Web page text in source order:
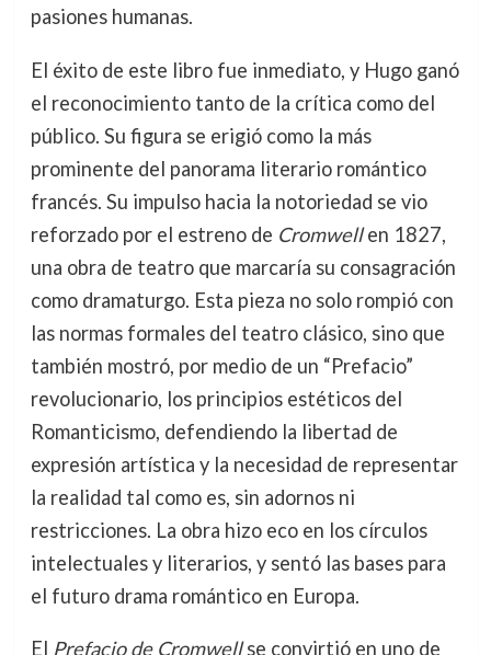
pasiones humanas.
El éxito de este libro fue inmediato, y Hugo ganó
el reconocimiento tanto de la crítica como del
público. Su figura se erigió como la más
prominente del panorama literario romántico
francés. Su impulso hacia la notoriedad se vio
reforzado por el estreno de Cromwellen 1827,
una obra de teatro que marcaría su consagración
como dramaturgo. Esta pieza no solo rompió con
las normas formales del teatro clásico, sino que
también mostró, por medio de un “Prefacio”
revolucionario, los principios estéticos del
Romanticismo, defendiendo la libertad de
expresión artística y la necesidad de representar
la realidad tal como es, sin adornos ni
restricciones. La obra hizo eco en los círculos
intelectuales y literarios, y sentó las bases para
el futuro drama romántico en Europa.
El Prefacio de Cromwellse convirtió en uno de